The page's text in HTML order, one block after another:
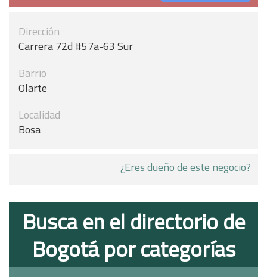
Dirección
Carrera 72d #57a-63 Sur
Barrio
Olarte
Localidad
Bosa
¿Eres dueño de este negocio?
Busca en el directorio de
Bogotá por categorías